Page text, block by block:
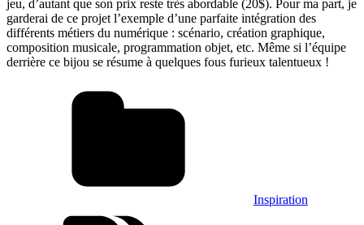
jeu, d’autant que son prix reste très abordable (20$). Pour ma part, je
garderai de ce projet l’exemple d’une parfaite intégration des
différents métiers du numérique : scénario, création graphique,
composition musicale, programmation objet, etc. Même si l’équipe
derrière ce bijou se résume à quelques fous furieux talentueux !
Inspiration